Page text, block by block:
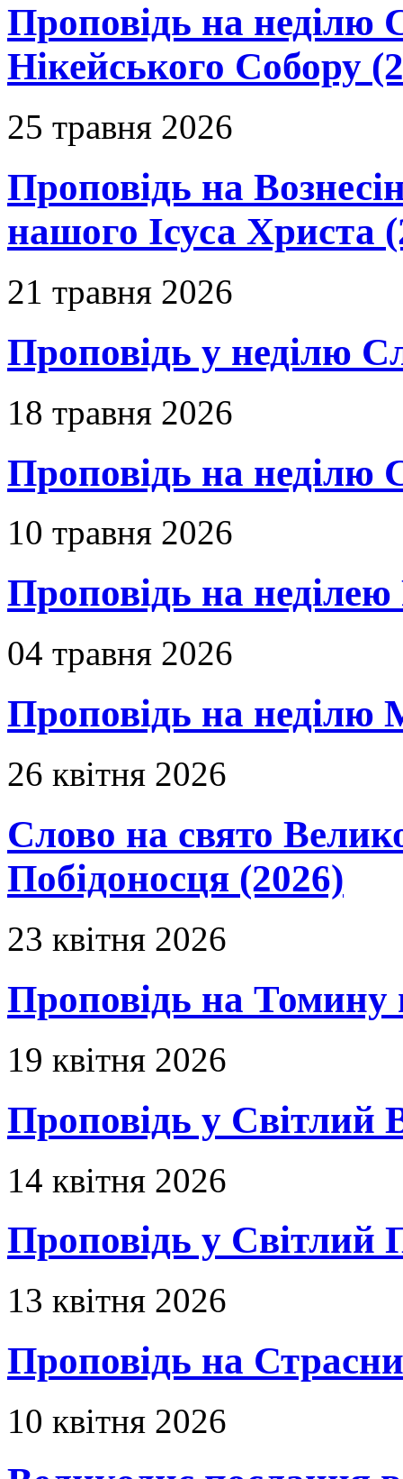
Проповідь на неділю
Нікейського Собору
25 травня 2026
Проповідь на
нашого Ісуса Христа
21 травня 2026
Проповідь у неділю
18 травня 2026
Проповідь на неділю
10 травня 2026
Проповідь на неділею
04 травня 2026
Проповідь на неділю
26 квітня 2026
Слово на свято
Побідоносця (2026)
23 квітня 2026
Проповідь на Томину
19 квітня 2026
Проповідь у Світлий
14 квітня 2026
Проповідь у Світлий
13 квітня 2026
Проповідь на
10 квітня 2026